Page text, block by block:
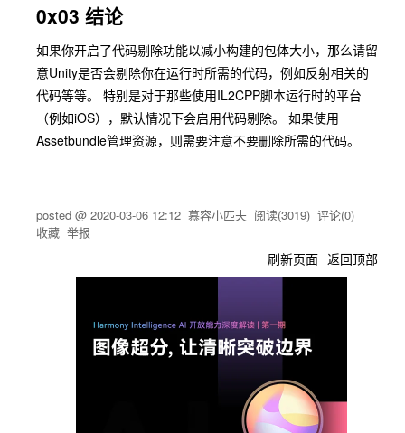
0x03 结论
如果你开启了代码剔除功能以减小构建的包体大小，那么请留
意Unity是否会剔除你在运行时所需的代码，例如反射相关的
代码等等。 特别是对于那些使用IL2CPP脚本运行时的平台
（例如iOS），默认情况下会启用代码剔除。 如果使用
Assetbundle管理资源，则需要注意不要删除所需的代码。
posted @ 2020-03-06 12:12 慕容小匹夫 阅读(3019) 评论(0)
收藏 举报
刷新页面 返回顶部